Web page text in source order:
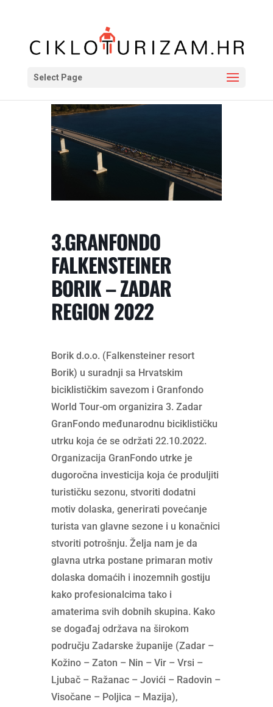
Select Page
3.GRANFONDO
FALKENSTEINER
BORIK – ZADAR
REGION 2022
Borik d.o.o. (Falkensteiner resort
Borik) u suradnji sa Hrvatskim
biciklističkim savezom i Granfondo
World Tour-om organizira 3. Zadar
GranFondo međunarodnu biciklističku
utrku koja će se održati 22.10.2022.
Organizacija GranFondo utrke je
dugoročna investicija koja će produljiti
turističku sezonu, stvoriti dodatni
motiv dolaska, generirati povećanje
turista van glavne sezone i u konačnici
stvoriti potrošnju. Želja nam je da
glavna utrka postane primaran motiv
dolaska domaćih i inozemnih gostiju
kako profesionalcima tako i
amaterima svih dobnih skupina. Kako
se događaj održava na širokom
području Zadarske županije (Zadar –
Kožino – Zaton – Nin – Vir – Vrsi –
Ljubač – Ražanac – Jovići – Radovin –
Visočane – Poljica – Mazija),